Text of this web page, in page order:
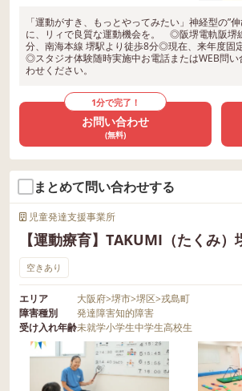
「運動がすき、もっとやってみたい」神経型の”
に、リィで良質な運動機会を。 ◎阪堺電軌阪堺
分、南海本線 堺駅より徒歩8分◎現在、来年度固
◎スタジオ体験随時実施中お電話またはWEB問い
わせください。
1分で完了！
お問い合わせ
(無料)
まとめて問い合わせする
児童発達支援事業所
【運動療育】TAKUMI（たくみ）
空きあり
エリア 大阪府>堺市>堺区>戎島町
障害種別
発達障害知的障害
受け入れ年齢未就学小学生中学生高校生